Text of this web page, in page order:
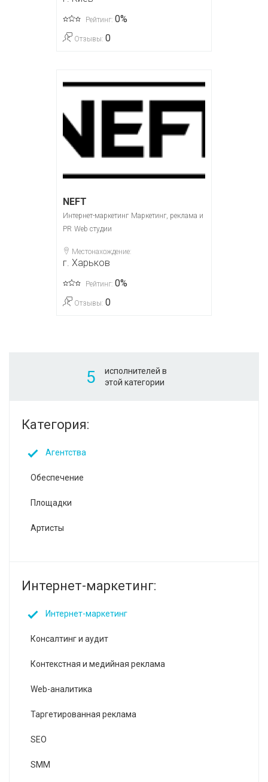
Рейтинг: 0%
Отзывы: 0
NEFT
Интернет-маркетинг Маркетинг, реклама и
PR Web студии
Местонахождение:
г. Харьков
Рейтинг: 0%
Отзывы: 0
5
исполнителей в
этой категории
Категория:
Агентства
Обеспечение
Площадки
Артисты
Интернет-маркетинг:
Интернет-маркетинг‎
Консалтинг и аудит
Контекстная и медийная реклама
Web-аналитика
Таргетированная реклама
SEO
SMM